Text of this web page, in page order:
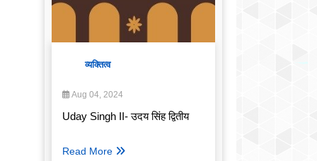
व्यक्तित्व
Aug 04, 2024
Uday Singh II- उदय सिंह द्वितीय
Read More